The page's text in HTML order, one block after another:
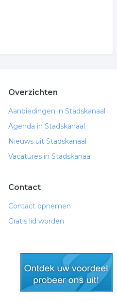
Overzichten
Aanbiedingen in Stadskanaal
Agenda in Stadskanaal
Nieuws uit Stadskanaal
Vacatures in Stadskanaal
Contact
Contact opnemen
Gratis lid worden